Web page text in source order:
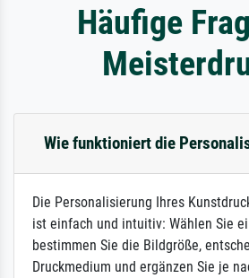
Häufige
Wie funktioniert die
Die Personalisierung Ihres
ist einfach und intuitiv: Wählen Sie
bestimmen Sie die Bildgröße,
Druckmedium und ergänzen Sie je